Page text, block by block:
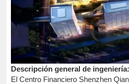
Descripción general de ingeniería:
El Centro Financiero Shenzhen